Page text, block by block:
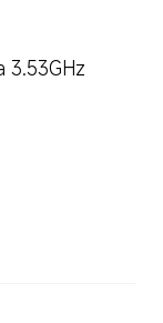
3.53GHz